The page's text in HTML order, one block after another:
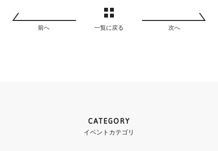
前へ 一覧に戻る 次へ
CATEGORY
イベントカテゴリ